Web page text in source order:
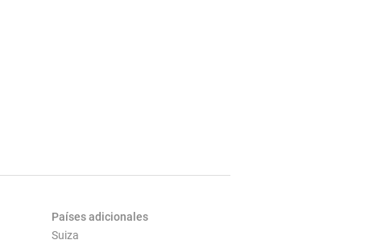
Países adicionales
Suiza